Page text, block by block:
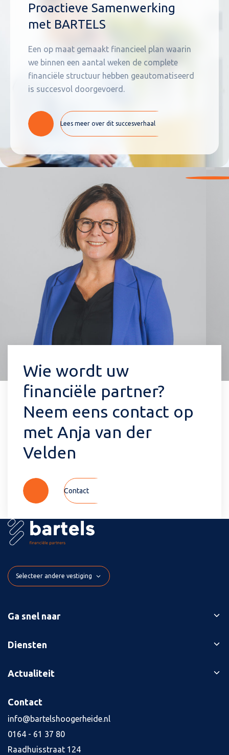
Proactieve Samenwerking
met BARTELS
Een op maat gemaakt financieel plan waarin
we binnen een aantal weken de complete
financiële structuur hebben geautomatiseerd
is succesvol doorgevoerd.
Lees meer over dit succesverhaal
Wie wordt uw
financiële partner?
Neem eens contact op
met Anja van der
Velden
Contact
Selecteer andere vestiging
Ga snel naar
Ons verhaal
Succesverhalen
Diensten
Bedrijfsopvolging
Boekhouding
Kredietaanvraag
Jaarrekening
Salarisadministratie
Actualiteit
Blog
Kennisbank
Vacatures
4
Contact
info@bartelshoogerheide.nl
0164 - 61 37 80
Raadhuisstraat 124